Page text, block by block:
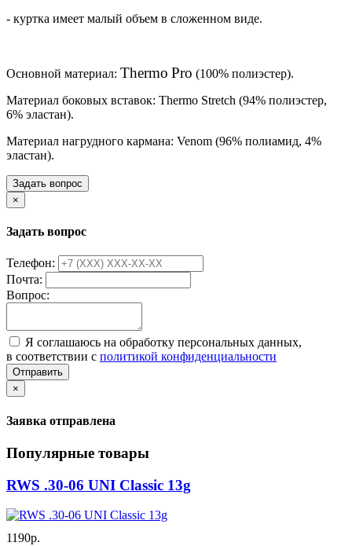
- куртка имеет малый объем в сложенном виде.
Основной материал: Thermo Pro (100% полиэстер).
Материал боковых вставок: Thermo Stretch (94% полиэстер,
6% эластан).
Материал нагрудного кармана: Venom (96% полиамид, 4%
эластан).
Задать вопрос
×
Задать вопрос
Телефон:
Почта:
Вопрос:
Я соглашаюсь на обработку персональных данных,
в соответствии с политикой конфиденциальности
Отправить
×
Заявка отправлена
Популярные товары
RWS .30-06 UNI Classic 13g
1190р.